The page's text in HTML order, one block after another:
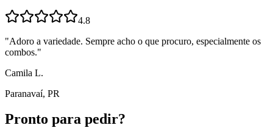
4.8
"Adoro a variedade. Sempre acho o que procuro, especialmente os
combos."
Camila L.
Paranavaí, PR
Pronto para pedir?